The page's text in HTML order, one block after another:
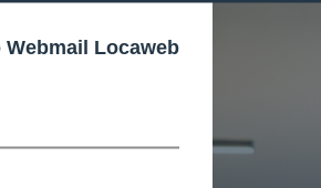
Webmail Locaweb